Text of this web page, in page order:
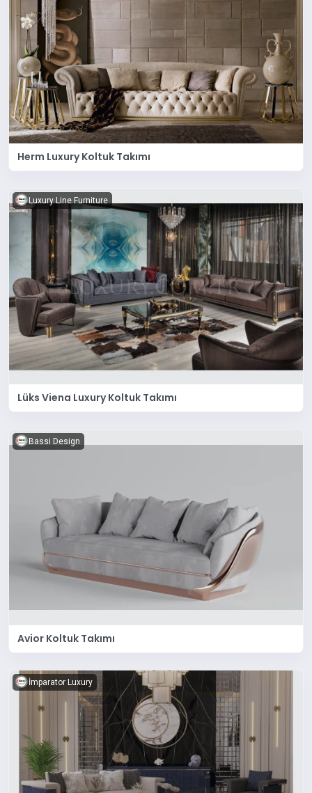
Herm Luxury Koltuk Takımı
Luxury Line Furniture
Lüks Viena Luxury Koltuk Takımı
Bassi Design
Avior Koltuk Takımı
İmparator Luxury